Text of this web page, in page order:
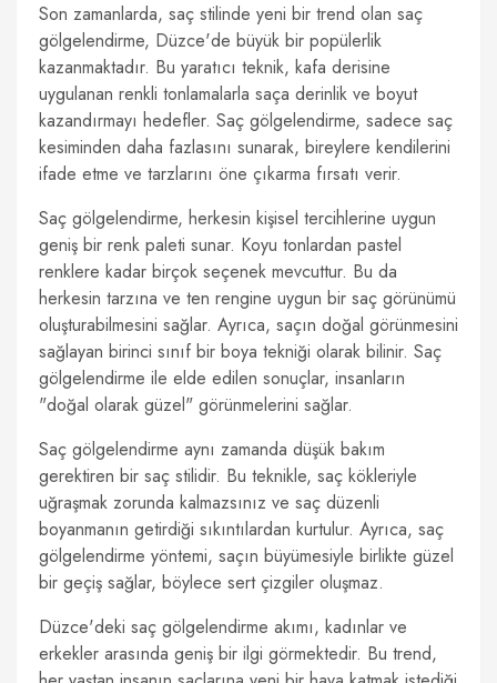
Son zamanlarda, saç stilinde yeni bir trend olan saç
gölgelendirme, Düzce'de büyük bir popülerlik
kazanmaktadır. Bu yaratıcı teknik, kafa derisine
uygulanan renkli tonlamalarla saça derinlik ve boyut
kazandırmayı hedefler. Saç gölgelendirme, sadece saç
kesiminden daha fazlasını sunarak, bireylere kendilerini
ifade etme ve tarzlarını öne çıkarma fırsatı verir.
Saç gölgelendirme, herkesin kişisel tercihlerine uygun
geniş bir renk paleti sunar. Koyu tonlardan pastel
renklere kadar birçok seçenek mevcuttur. Bu da
herkesin tarzına ve ten rengine uygun bir saç görünümü
oluşturabilmesini sağlar. Ayrıca, saçın doğal görünmesini
sağlayan birinci sınıf bir boya tekniği olarak bilinir. Saç
gölgelendirme ile elde edilen sonuçlar, insanların
"doğal olarak güzel" görünmelerini sağlar.
Saç gölgelendirme aynı zamanda düşük bakım
gerektiren bir saç stilidir. Bu teknikle, saç kökleriyle
uğraşmak zorunda kalmazsınız ve saç düzenli
boyanmanın getirdiği sıkıntılardan kurtulur. Ayrıca, saç
gölgelendirme yöntemi, saçın büyümesiyle birlikte güzel
bir geçiş sağlar, böylece sert çizgiler oluşmaz.
Düzce'deki saç gölgelendirme akımı, kadınlar ve
erkekler arasında geniş bir ilgi görmektedir. Bu trend,